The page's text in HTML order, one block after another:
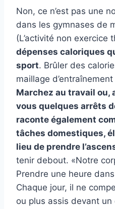
Non, ce n’est pas une
dans les gymnases de
(L’activité non exercice
dépenses caloriques
sport. Brûler des
maillage
Marchez au travail ou,
vous quelques arrêts
raconte également
tâches domestiques,
lieu de prendre
tenir debout. «Notre
Prendre une heure
Chaque jour, il ne
ou plus assis devant